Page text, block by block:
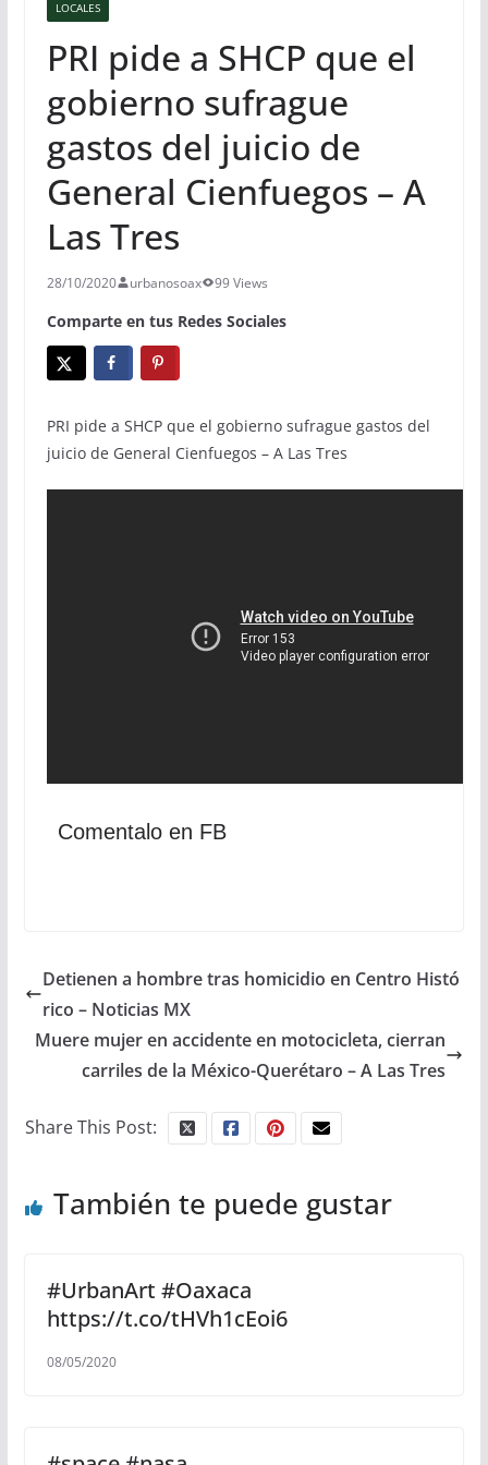
LOCALES
PRI pide a SHCP que el
gobierno sufrague
gastos del juicio de
General Cienfuegos – A
Las Tres
28/10/2020 urbanosoax 99 Views
Comparte en tus Redes Sociales
PRI pide a SHCP que el gobierno sufrague gastos del
juicio de General Cienfuegos – A Las Tres
Comentalo en FB
Detienen a hombre tras homicidio en Centro Histó
rico – Noticias MX
Muere mujer en accidente en motocicleta, cierran
carriles de la México-Querétaro – A Las Tres
Share This Post:
También te puede gustar
#UrbanArt #Oaxaca
https://t.co/tHVh1cEoi6
08/05/2020